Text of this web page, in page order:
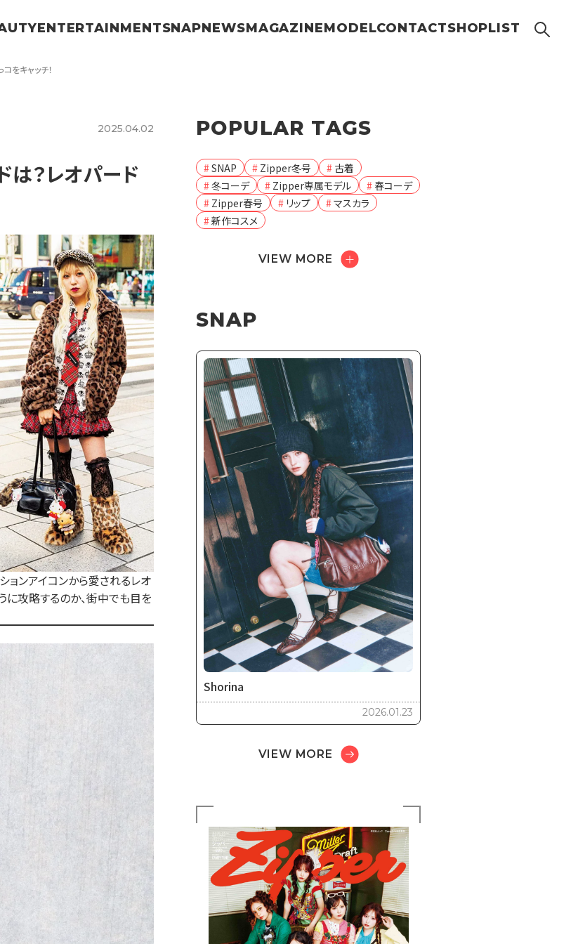
ENTERTAINMENTSNAPNEWSMAGAZINEMODELCONTACTSHOPLIST
をキャッチ！
2025.04.02
は？レオパード
ンアイコンから愛されるレオ
攻略するのか、街中でも目を
POPULAR TAGS
SNAP Zipper冬号
古着
冬コーデ
Zipper専属モデル
春コーデ
Zipper春号
リップ
マスカラ
新作コスメ
VIEW MORE
SNAP
Shorina
2026.01.23
VIEW MORE